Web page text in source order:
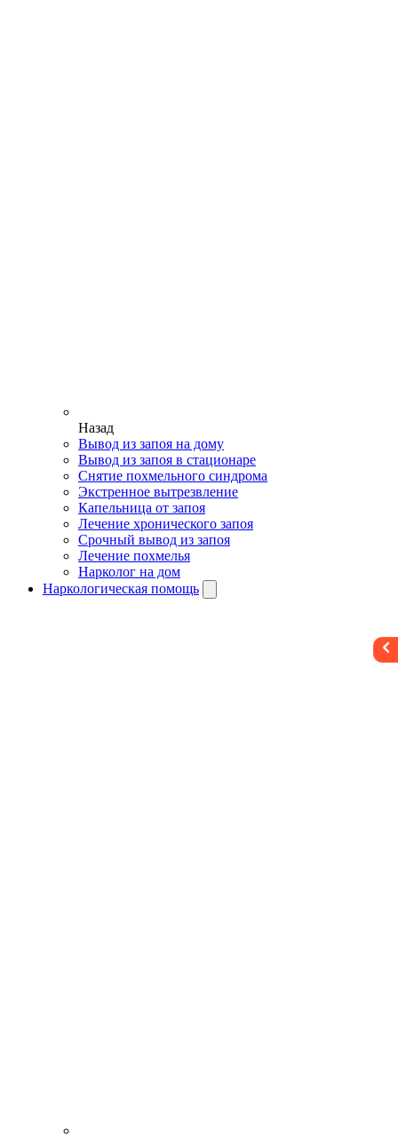
Назад
Вывод из запоя на дому
Вывод из запоя в стационаре
Снятие похмельного синдрома
Экстренное вытрезвление
Капельница от запоя
Лечение хронического запоя
Срочный вывод из запоя
Лечение похмелья
Нарколог на дом
Наркологическая помощь